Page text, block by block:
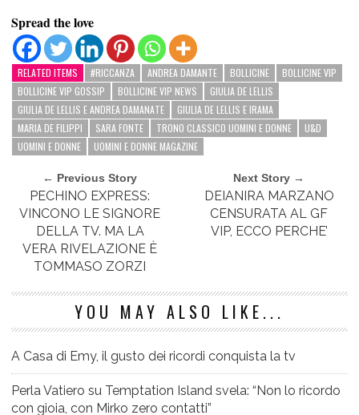
Spread the love
RELATED ITEMS #RICCANZA ANDREA DAMANTE BOLLICINE
BOLLICINE VIP
BOLLICINE VIP GOSSIP
BOLLICINE VIP NEWS
GIULIA DE LELLIS
GIULIA DE LELLIS E ANDREA DAMANATE
GIULIA DE LELLIS E IRAMA
MARIA DE FILIPPI
SARA FONTE TRONO CLASSICO UOMINI E DONNE
U&D
UOMINI E DONNE
UOMINI E DONNE MAGAZINE
← Previous Story
PECHINO EXPRESS:
VINCONO LE SIGNORE
DELLA TV. MA LA
VERA RIVELAZIONE È
TOMMASO ZORZI
Next Story →
DEIANIRA MARZANO
CENSURATA AL GF
VIP, ECCO PERCHE’
YOU MAY ALSO LIKE...
A Casa di Emy, il gusto dei ricordi conquista la tv
Perla Vatiero su Temptation Island svela: “Non lo ricordo
con gioia, con Mirko zero contatti”